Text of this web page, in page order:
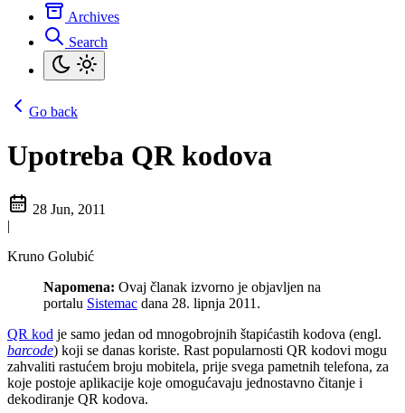
Archives
Search
Go back
Upotreba QR kodova
28 Jun, 2011
|
Kruno Golubić
Napomena: Ovaj članak izvorno je objavljen na
portalu Sistemac dana 28. lipnja 2011.
QR kod je samo jedan od mnogobrojnih štapićastih kodova (engl.
barcode) koji se danas koriste. Rast popularnosti QR kodovi mogu
zahvaliti rastućem broju mobitela, prije svega pametnih telefona, za
koje postoje aplikacije koje omogućavaju jednostavno čitanje i
dekodiranje QR kodova.